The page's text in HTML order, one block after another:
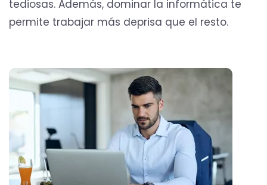
tediosas. Además, dominar la informática te
permite trabajar más deprisa que el resto.